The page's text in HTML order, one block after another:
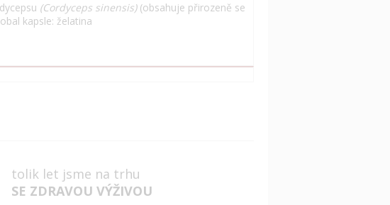
(Cordyceps sinensis) (obsahuje přirozeně se
kapsle: želatina
tolik let jsme na trhu
SE ZDRAVOU VÝŽIVOU